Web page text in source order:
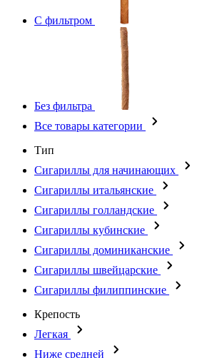
С фильтром
Без фильтра
Все товары категории
Тип
Сигариллы для начинающих
Сигариллы итальянские
Сигариллы голландские
Сигариллы кубинские
Сигариллы доминиканские
Сигариллы швейцарские
Сигариллы филиппинские
Крепость
Легкая
Ниже средней